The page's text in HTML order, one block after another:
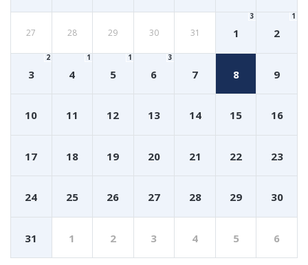
27 28 29 30 31 1
3
2
1
3
2
4
1
5
1
6
3
7 8 9
10 11 12 13 14 15 16
17 18 19 20 21 22 23
24 25 26 27 28 29 30
31 1 2 3 4 5 6